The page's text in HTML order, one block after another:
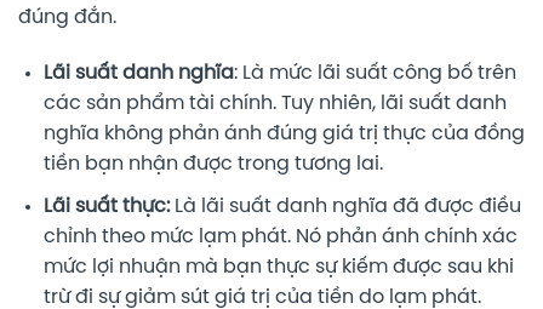
đúng đắn.
Lãi suất danh nghĩa: Là mức lãi suất công bố trên
các sản phẩm tài chính. Tuy nhiên, lãi suất danh
nghĩa không phản ánh đúng giá trị thực của đồng
tiền bạn nhận được trong tương lai.
Lãi suất thực:Là lãi suất danh nghĩa đã được điều
chỉnh theo mức lạm phát. Nó phản ánh chính xác
mức lợi nhuận mà bạn thực sự kiếm được sau khi
trừ đi sự giảm sút giá trị của tiền do lạm phát.